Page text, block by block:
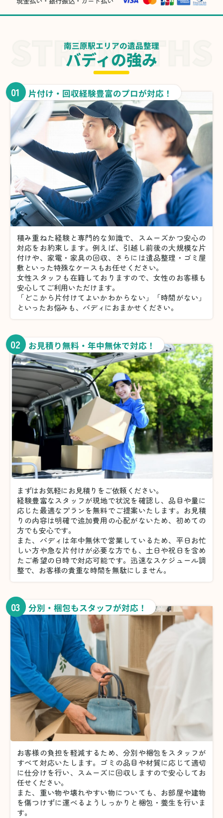
南三原駅エリアの遺品整理
バディの強み
01 片付け・回収経験豊富のプロが対応！
積み重ねた経験と専門的な知識で、スムーズかつ安心の
対応をお約束します。例えば、引越し前後の大規模な片
付けや、家電・家具の回収、さらには遺品整理・ゴミ屋
敷といった特殊なケースもお任せください。
女性スタッフも在籍しておりますので、女性のお客様も
安心してご利用いただけます。
「どこから片付けてよいかわからない」「時間がない」
といったお悩みも、バディにおまかせください。
02 お見積り無料・年中無休で対応！
まずはお気軽にお見積りをご依頼ください。
経験豊富なスタッフが現地で状況を確認し、品目や量に
応じた最適なプランを無料でご提案いたします。お見積
りの内容は明確で追加費用の心配がないため、初めての
方でも安心です。
また、バディは年中無休で営業しているため、平日お忙
しい方や急な片付けが必要な方でも、土日や祝日を含め
たご希望の日時で対応可能です。迅速なスケジュール調
整で、お客様の貴重な時間を無駄にしません。
03 分別・梱包もスタッフが対応！
お客様の負担を軽減するため、分別や梱包をスタッフが
すべて対応いたします。 ゴミの品目や材質に応じて適切
に仕分けを行い、スムーズに回収しますので安心してお
任せください。
また、重い物や壊れやすい物についても、お部屋や建物
を傷つけずに運べるようしっかりと梱包・養生を行いま
す。